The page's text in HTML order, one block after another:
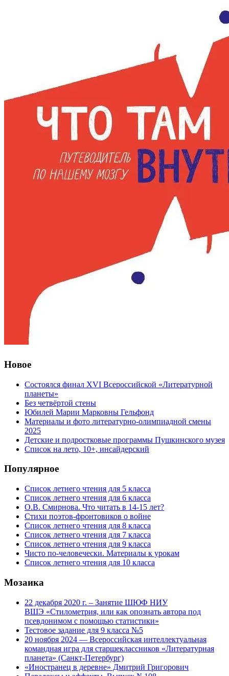
Новое
Состоялся финал XVI Всероссийской «Литературной
планеты»
Без четвёртой стены
Юбилей Марии Марковны Гельфонд
Материалы и фото литературно-олимпиадной смены
2025
Детские и подростковые программы Пушкинского музея
Список на лето, 10+, инсайдерский
Популярное
Список летнего чтения для 5 класса
Список летнего чтения для 6 класса
О.В. Смирнова. Что читать в 14-15 лет?
Стихи поэтов-фронтовиков о войне
Список летнего чтения для 8 класса
Список летнего чтения для 7 класса
Список летнего чтения для 9 класса
Чисто по-человечески. Материалы к урокам
Список летнего чтения для 10 класса
Мозаика
22 декабря 2020 г. – Занятие ШЮФ НИУ
ВШЭ «Стилометрия, или как опознать автора под
псевдонимом с помощью статистики»
Тестовое задание для 9 класса №5
20 ноября 2024 — Всероссийская интеллектуальная
командная игра для старшеклассников «Литературная
планета» (Санкт-Петербург)
«Иностранец в деревне» Дмитрий Григорович